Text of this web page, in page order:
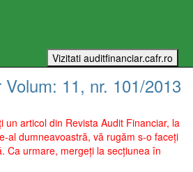
Volum: 11, nr. 101/2013
un articol din Revista Audit Financiar, la
al dumneavoastră, vă rugăm s-o faceți
Ca urmare, mergeți la secțiunea în